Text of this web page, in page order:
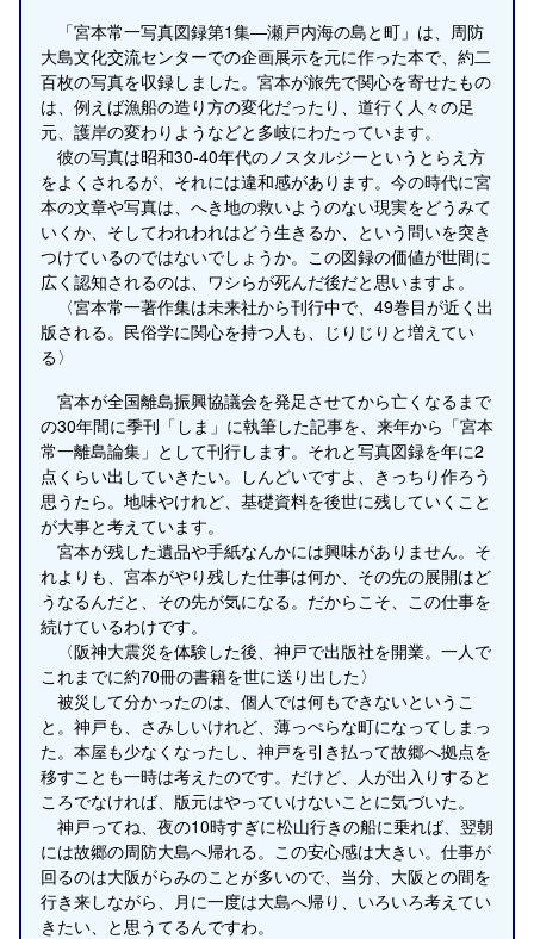
「宮本常一写真図録第1集―瀬戸内海の島と町」は、周防
大島文化交流センターでの企画展示を元に作った本で、約二
百枚の写真を収録しました。宮本が旅先で関心を寄せたもの
は、例えば漁船の造り方の変化だったり、道行く人々の足
元、護岸の変わりようなどと多岐にわたっています。
彼の写真は昭和30-40年代のノスタルジーというとらえ方
をよくされるが、それには違和感があります。今の時代に宮
本の文章や写真は、へき地の救いようのない現実をどうみて
いくか、そしてわれわれはどう生きるか、という問いを突き
つけているのではないでしょうか。この図録の価値が世間に
広く認知されるのは、ワシらが死んだ後だと思いますよ。
〈宮本常一著作集は未来社から刊行中で、49巻目が近く出
版される。民俗学に関心を持つ人も、じりじりと増えてい
る〉
宮本が全国離島振興協議会を発足させてから亡くなるまで
の30年間に季刊「しま」に執筆した記事を、来年から「宮本
常一離島論集」として刊行します。それと写真図録を年に2
点くらい出していきたい。しんどいですよ、きっちり作ろう
思うたら。地味やけれど、基礎資料を後世に残していくこと
が大事と考えています。
宮本が残した遺品や手紙なんかには興味がありません。そ
れよりも、宮本がやり残した仕事は何か、その先の展開はど
うなるんだと、その先が気になる。だからこそ、この仕事を
続けているわけです。
〈阪神大震災を体験した後、神戸で出版社を開業。一人で
これまでに約70冊の書籍を世に送り出した〉
被災して分かったのは、個人では何もできないというこ
と。神戸も、さみしいけれど、薄っぺらな町になってしまっ
た。本屋も少なくなったし、神戸を引き払って故郷へ拠点を
移すことも一時は考えたのです。だけど、人が出入りすると
ころでなければ、版元はやっていけないことに気づいた。
神戸ってね、夜の10時すぎに松山行きの船に乗れば、翌朝
には故郷の周防大島へ帰れる。この安心感は大きい。仕事が
回るのは大阪がらみのことが多いので、当分、大阪との間を
行き来しながら、月に一度は大島へ帰り、いろいろ考えてい
きたい、と思うてるんですわ。